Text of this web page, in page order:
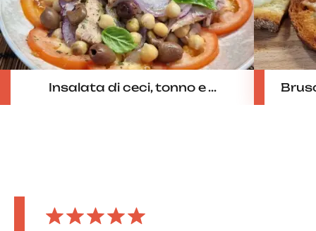
Insalata di ceci, tonno e ...